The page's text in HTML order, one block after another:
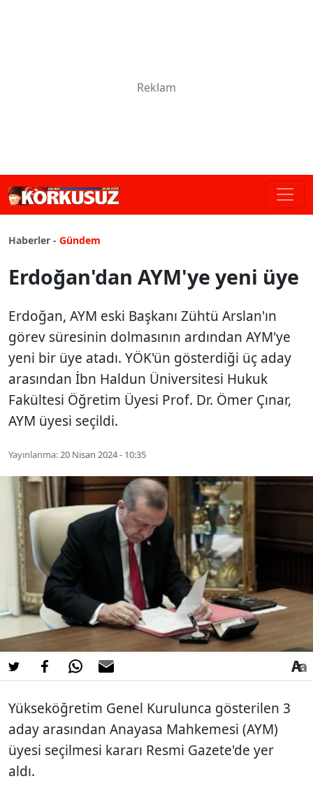
Haberler - Gündem
Erdoğan'dan AYM'ye yeni üye
Erdoğan, AYM eski Başkanı Zühtü Arslan'ın
görev süresinin dolmasının ardından AYM'ye
yeni bir üye atadı. YÖK'ün gösterdiği üç aday
arasından İbn Haldun Üniversitesi Hukuk
Fakültesi Öğretim Üyesi Prof. Dr. Ömer Çınar,
AYM üyesi seçildi.
Yayınlanma:20 Nisan 2024 - 10:35
Yükseköğretim Genel Kurulunca gösterilen 3
aday arasından Anayasa Mahkemesi (AYM)
üyesi seçilmesi kararı Resmi Gazete'de yer
aldı.